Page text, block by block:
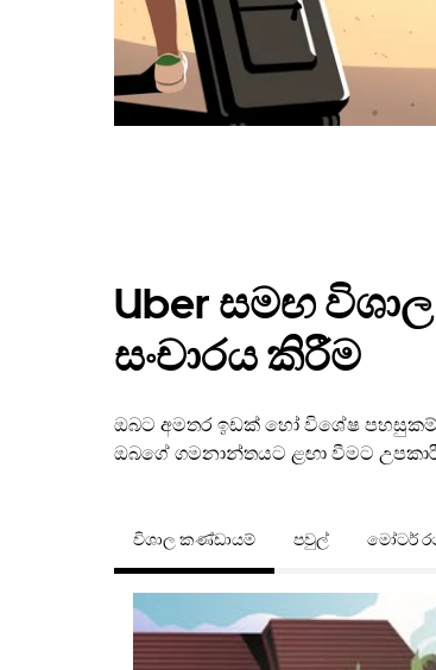
Uber සමඟ
සංචාරය කිරීම
ඔබට අමතර ඉඩක් හෝ විශේෂ
ඔබගේ ගමනාන්තයට ළඟා වීමට
විශාල කණ්ඩායම් පවුල් මෝටර්